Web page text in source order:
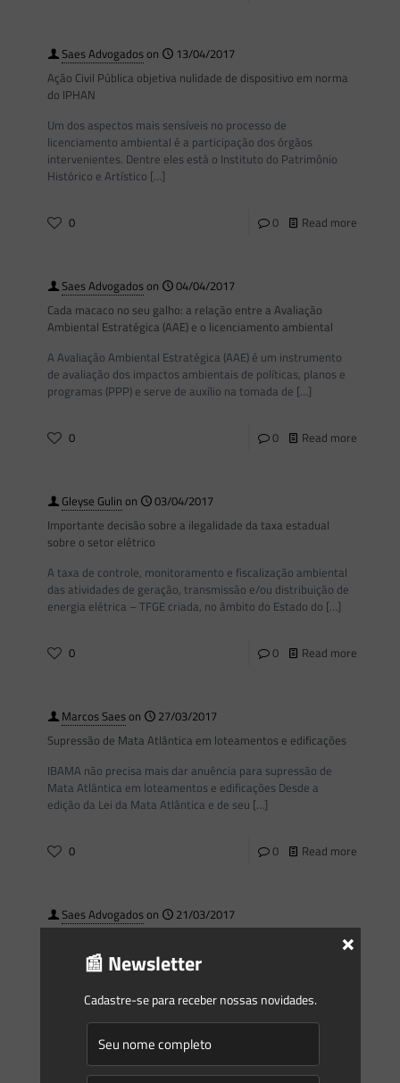
Saes Advogadoson
13/04/2017
Ação Civil Pública objetiva nulidade de dispositivo em norma
do IPHAN
Um dos aspectos mais sensíveis no processo de
licenciamento ambiental é a participação dos órgãos
intervenientes. Dentre eles está o Instituto do Patrimônio
Histórico e Artístico […]
0 0 Read more
Saes Advogadoson
04/04/2017
Cada macaco no seu galho: a relação entre a Avaliação
Ambiental Estratégica (AAE) e o licenciamento ambiental
A Avaliação Ambiental Estratégica (AAE) é um instrumento
de avaliação dos impactos ambientais de políticas, planos e
programas (PPP) e serve de auxílio na tomada de […]
0 0 Read more
Gleyse Gulin on
03/04/2017
Importante decisão sobre a ilegalidade da taxa estadual
sobre o setor elétrico
A taxa de controle, monitoramento e fiscalização ambiental
das atividades de geração, transmissão e/ou distribuição de
energia elétrica – TFGE criada, no âmbito do Estado do […]
0 0 Read more
Marcos Saeson
27/03/2017
Supressão de Mata Atlântica em loteamentos e edificações
IBAMA não precisa mais dar anuência para supressão de
Mata Atlântica em loteamentos e edificações Desde a
edição da Lei da Mata Atlântica e de seu […]
0 0 Read more
Saes Advogadoson
21/03/2017
O Código Florestal (Lei n. 12.651/2012), tal qual seu
área de preservação permanente de uma faixa[…]
📰 Newsletter
Cadastre-se para receber nossas novidades.
×